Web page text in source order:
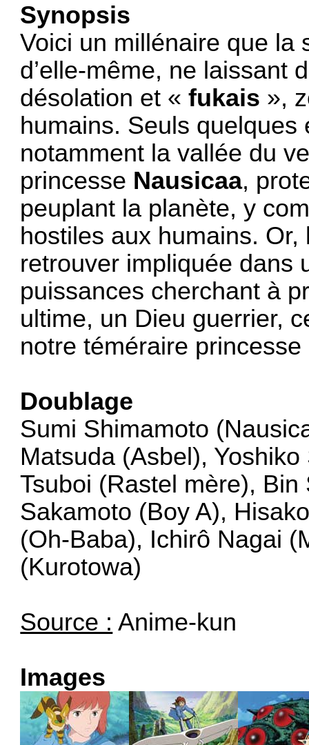
Synopsis
Voici un millénaire que la
d’elle-même, ne laissant
désolation et «fukais »,
humains. Seuls
notamment la vallée du
princesse Nausicaa,
peuplant la planète, y
hostiles aux humains.
retrouver impliquée dans
puissances cherchant à
ultime, un Dieu guerrier,
notre téméraire
Doublage
Sumi Shimamoto
Matsuda (Asbel),
Tsuboi (Rastel mère),
Sakamoto (Boy A),
(Oh-Baba), Ichirô Nagai
(Kurotowa)
Source : Anime-kun
Images